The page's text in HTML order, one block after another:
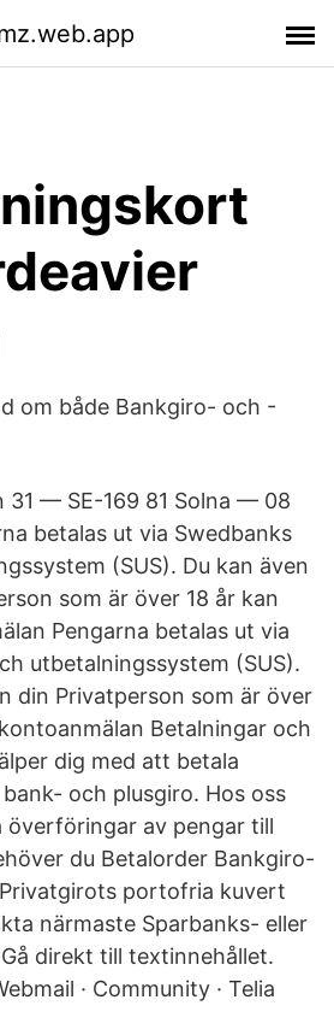
om både Bankgiro- och -
31 — SE-169 81 Solna — 08
betalas ut via Swedbanks
(SUS). Du kan även
som är över 18 år kan
Pengarna betalas ut via
utbetalningssystem (SUS).
din Privatperson som är över
Betalningar och
dig med att betala
och plusgiro. Hos oss
överföringar av pengar till
du Betalorder Bankgiro-
portofria kuvert
närmaste Sparbanks- eller
direkt till textinnehållet.
· Community · Telia